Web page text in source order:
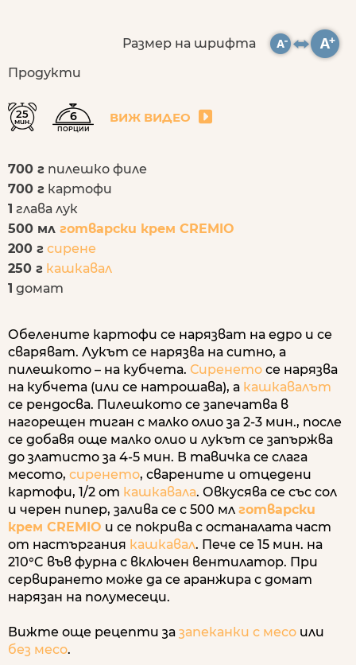
Размер на шрифта
Продукти
25
мин. 6
ПОРЦИИ
ВИЖ ВИДЕО
700 г пилешко филе
700 г картофи
1 глава лук
500 мл готварски крем CREMIO
200 г сирене
250 г кашкавал
1 домат
Обелените картофи се нарязват на едро и се
сваряват. Лукът се нарязва на ситно, а
пилешкото – на кубчета. Сиренето се нарязва
на кубчета (или се натрошава), а кашкавалът
се рендосва. Пилешкото се запечатва в
нагорещен тиган с малко олио за 2-3 мин., после
се добавя още малко олио и лукът се запържва
до златисто за 4-5 мин. В тавичка се слага
месото, сиренето, сварените и отцедени
картофи, 1/2 от кашкавала. Овкусява се със сол
и черен пипер, залива се с 500 мл готварски
крем CREMIO и се покрива с останалата част
от настъргания кашкавал. Пече се 15 мин. на
210°C във фурна с включен вентилатор. При
сервирането може да се аранжира с домат
нарязан на полумесеци.
Вижте още рецепти за запеканки с месо или
без месо.